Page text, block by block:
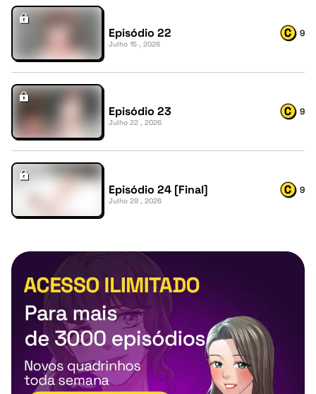
Episódio 22
Julho 15 , 2026
9
Episódio 23
Julho 22 , 2026
9
Episódio 24 [Final]
Julho 29 , 2026
9